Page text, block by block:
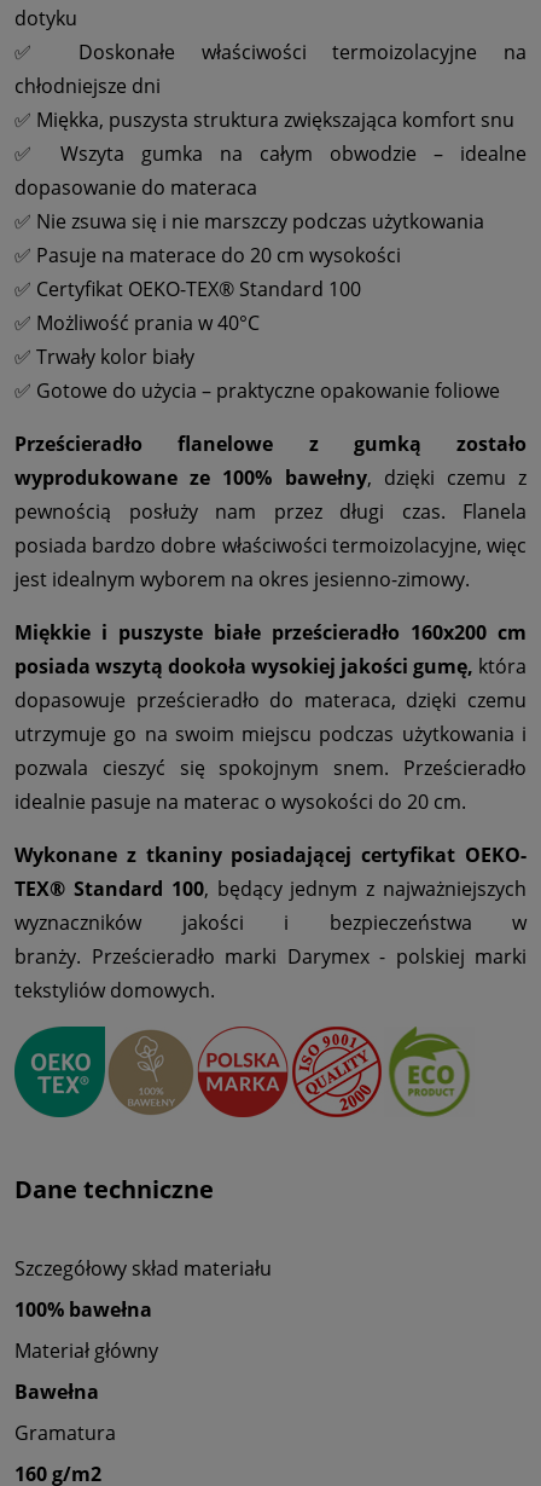
dotyku
✅ Doskonałe właściwości termoizolacyjne na
chłodniejsze dni
✅ Miękka, puszysta struktura zwiększająca komfort snu
✅ Wszyta gumka na całym obwodzie – idealne
dopasowanie do materaca
✅ Nie zsuwa się i nie marszczy podczas użytkowania
✅ Pasuje na materace do 20 cm wysokości
✅ Certyfikat OEKO-TEX® Standard 100
✅ Możliwość prania w 40°C
✅ Trwały kolor biały
✅ Gotowe do użycia – praktyczne opakowanie foliowe
Prześcieradło flanelowe z gumką zostało
wyprodukowane ze 100% bawełny, dzięki czemu z
pewnością posłuży nam przez długi czas. Flanela
posiada bardzo dobre właściwości termoizolacyjne, więc
jest idealnym wyborem na okres jesienno-zimowy.
Miękkie i puszyste białe prześcieradło 160x200 cm
posiada wszytą dookoła wysokiej jakości gumę, która
dopasowuje prześcieradło do materaca, dzięki czemu
utrzymuje go na swoim miejscu podczas użytkowania i
pozwala cieszyć się spokojnym snem. Prześcieradło
idealnie pasuje na materac o wysokości do 20 cm.
Wykonane z tkaniny posiadającej certyfikat OEKO-
TEX® Standard 100, będący jednym z najważniejszych
wyznaczników jakości i bezpieczeństwa w
branży. Prześcieradło marki Darymex - polskiej marki
tekstyliów domowych.
Dane techniczne
Szczegółowy skład materiału
100% bawełna
Materiał główny
Bawełna
Gramatura
160 g/m2